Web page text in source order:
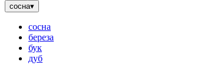
сосна▾
сосна
береза
бук
дуб